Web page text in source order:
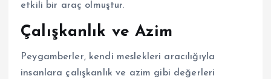
etkili bir araç olmuştur.
Çalışkanlık ve Azim
Peygamberler, kendi meslekleri aracılığıyla
insanlara çalışkanlık ve azim gibi değerleri